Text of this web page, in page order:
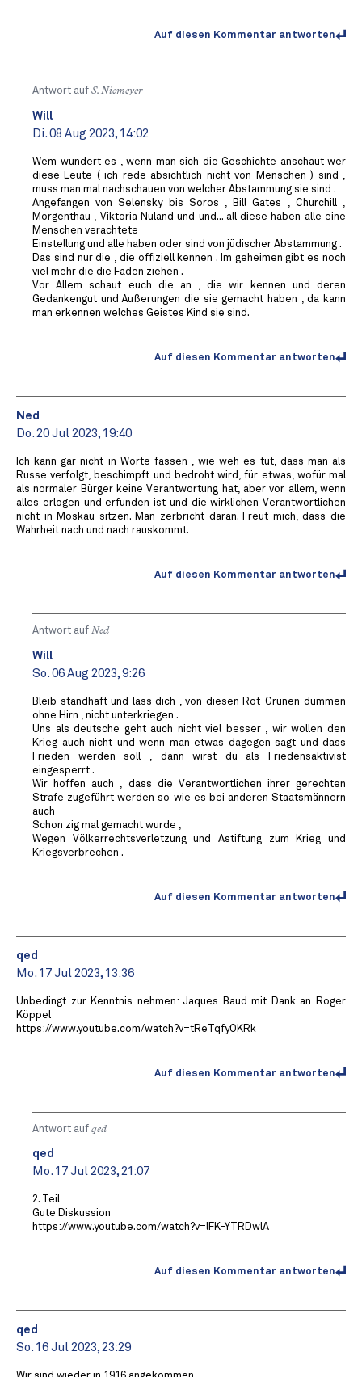
Auf diesen Kommentar antworten
Antwort auf S. Niemeyer
Will
Di. 08 Aug 2023, 14:02
Wem wundert es , wenn man sich die Geschichte anschaut wer
diese Leute ( ich rede absichtlich nicht von Menschen ) sind ,
muss man mal nachschauen von welcher Abstammung sie sind .
Angefangen von Selensky bis Soros , Bill Gates , Churchill ,
Morgenthau , Viktoria Nuland und und... all diese haben alle eine
Menschen verachtete
Einstellung und alle haben oder sind von jüdischer Abstammung .
Das sind nur die , die offiziell kennen . Im geheimen gibt es noch
viel mehr die die Fäden ziehen .
Vor Allem schaut euch die an , die wir kennen und deren
Gedankengut und Äußerungen die sie gemacht haben , da kann
man erkennen welches Geistes Kind sie sind.
Auf diesen Kommentar antworten
Ned
Do. 20 Jul 2023, 19:40
Ich kann gar nicht in Worte fassen , wie weh es tut, dass man als
Russe verfolgt, beschimpft und bedroht wird, für etwas, wofür mal
als normaler Bürger keine Verantwortung hat, aber vor allem, wenn
alles erlogen und erfunden ist und die wirklichen Verantwortlichen
nicht in Moskau sitzen. Man zerbricht daran. Freut mich, dass die
Wahrheit nach und nach rauskommt.
Auf diesen Kommentar antworten
Antwort auf Ned
Will
So. 06 Aug 2023, 9:26
Bleib standhaft und lass dich , von diesen Rot-Grünen dummen
ohne Hirn , nicht unterkriegen .
Uns als deutsche geht auch nicht viel besser , wir wollen den
Krieg auch nicht und wenn man etwas dagegen sagt und dass
Frieden werden soll , dann wirst du als Friedensaktivist
eingesperrt .
Wir hoffen auch , dass die Verantwortlichen ihrer gerechten
Strafe zugeführt werden so wie es bei anderen Staatsmännern
auch
Schon zig mal gemacht wurde ,
Wegen Völkerrechtsverletzung und Astiftung zum Krieg und
Kriegsverbrechen .
Auf diesen Kommentar antworten
qed
Mo. 17 Jul 2023, 13:36
Unbedingt zur Kenntnis nehmen: Jaques Baud mit Dank an Roger
Köppel
https://www.youtube.com/watch?v=tReTqfyOKRk
Auf diesen Kommentar antworten
Antwort auf qed
qed
Mo. 17 Jul 2023, 21:07
2. Teil
Gute Diskussion
https://www.youtube.com/watch?v=lFK-YTRDwlA
Auf diesen Kommentar antworten
qed
So. 16 Jul 2023, 23:29